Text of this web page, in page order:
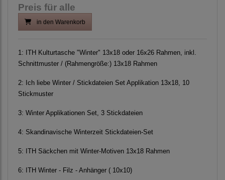
Preis für alle
in den Warenkorb
1: ITH Kulturtasche "Winter" 13x18 oder 16x26 Rahmen, inkl.
Schnittmuster / (Rahmengröße:) 13x18 Rahmen
2: Ich liebe Winter / Stickdateien Set Applikation 13x18, 10
Stickmuster
3: Winter Applikationen Set, 3 Stickdateien
4: Skandinavische Winterzeit Stickdateien-Set
5: ITH Säckchen mit Winter-Motiven 13x18 Rahmen
6: ITH Winter - Filz - Anhänger ( 10x10)